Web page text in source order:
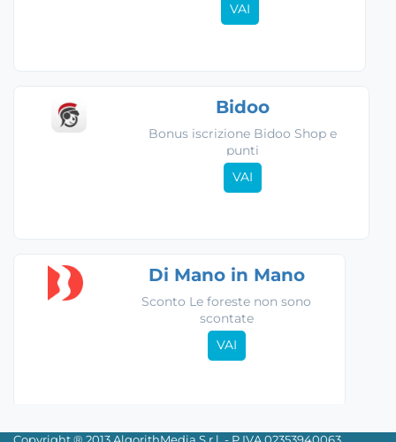
VAI
Bidoo
Bonus iscrizione Bidoo Shop e
punti
VAI
Di Mano in Mano
Sconto Le foreste non sono
scontate
VAI
Copyright ® 2013 AlgorithMedia S.r.l. - P.IVA 02353940063